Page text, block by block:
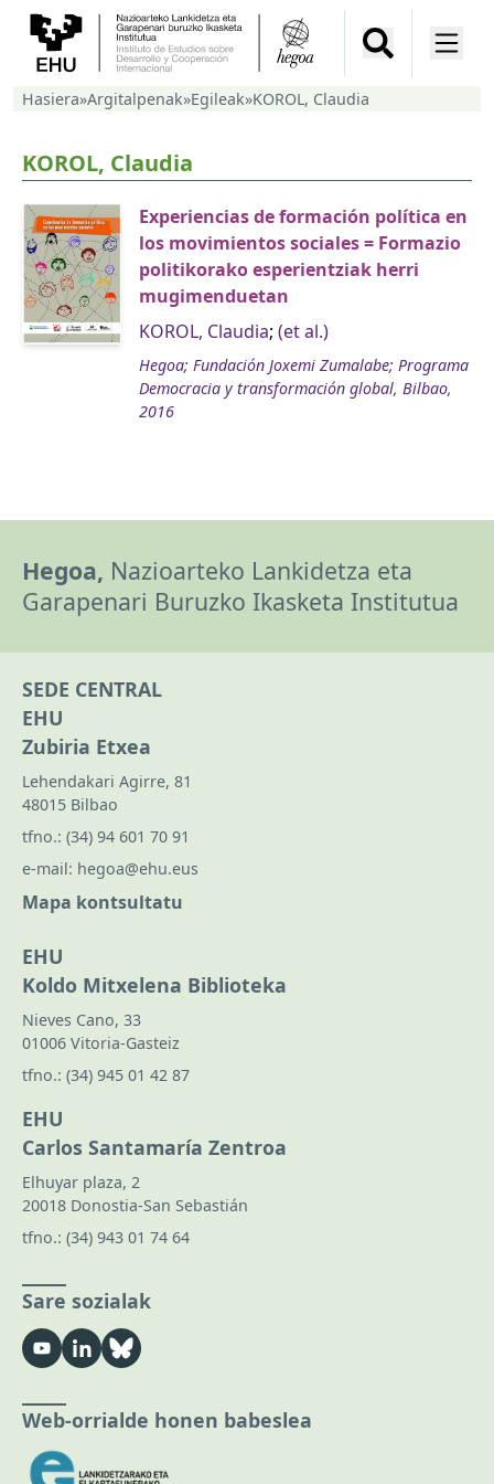
Hasiera»Argitalpenak»Egileak»KOROL, Claudia
KOROL, Claudia
Experiencias de formación política en
los movimientos sociales = Formazio
politikorako esperientziak herri
mugimenduetan
KOROL, Claudia; (et al.)
Hegoa; Fundación Joxemi Zumalabe; Programa
Democracia y transformación global, Bilbao,
2016
Hegoa, Nazioarteko Lankidetza eta
Garapenari Buruzko Ikasketa Institutua
SEDE CENTRAL
EHU
Zubiria Etxea
Lehendakari Agirre, 81
48015 Bilbao
tfno.: (34) 94 601 70 91
e-mail: hegoa@ehu.eus
Mapa kontsultatu
EHU
Koldo Mitxelena Biblioteka
Nieves Cano, 33
01006 Vitoria-Gasteiz
tfno.: (34) 945 01 42 87
EHU
Carlos Santamaría Zentroa
Elhuyar plaza, 2
20018 Donostia-San Sebastián
tfno.: (34) 943 01 74 64
Sare sozialak
Web-orrialde honen babeslea